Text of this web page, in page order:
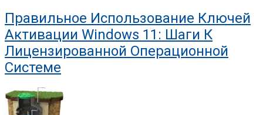
Правильное Использование Ключей
Активации Windows 11: Шаги К
Лицензированной Операционной
Системе